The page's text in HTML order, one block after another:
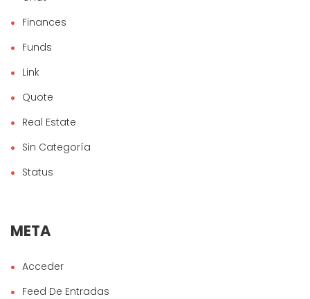
Finances
Funds
Link
Quote
Real Estate
Sin Categoría
Status
META
Acceder
Feed De Entradas